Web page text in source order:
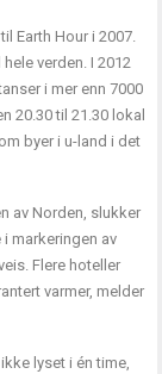
Earth Hour i 2007.
verden. I 2012
i mer enn 7000
20.30 til 21.30 lokal
byer i u-land i det
av Norden, slukker
markeringen av
Flere hoteller
varmer, melder
lyset i én time,